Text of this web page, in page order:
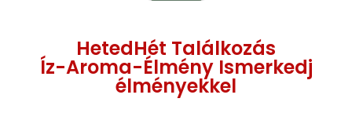
HetedHét Találkozás
Íz-Aroma-Élmény Ismerkedj
élményekkel